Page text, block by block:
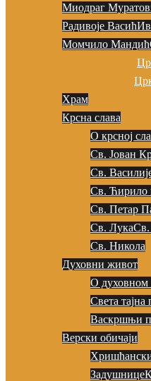
Миодраг
Радивоје Васић
Момчило Мандић
Храм
Крсна слава
О крсној
Св. Јован
Св.
Св. Ћирило
Св. Петар
Св. ЛукаСв.
Св. Никола
Духовни живот
О духовном
Света
Васкршњи
Верски обичаји
Задушнице